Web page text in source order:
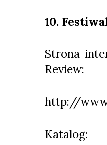
10.
Strona
Review:
http://
Katalog: